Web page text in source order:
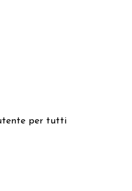
utente per tutti